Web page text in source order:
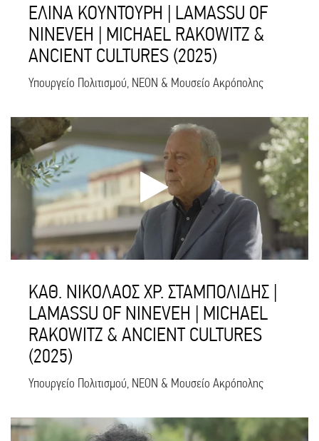
ΕΛΙΝΑ ΚΟΥΝΤΟΥΡΗ | LAMASSU OF
NINEVEH | MICHAEL RAKOWITZ &
ANCIENT CULTURES (2025)
Υπουργείο Πολιτισμού, NEON & Μουσείο Ακρόπολης
ΚΑΘ. ΝΙΚΟΛΑΟΣ ΧΡ. ΣΤΑΜΠΟΛΙΔΗΣ |
LAMASSU OF NINEVEH | MICHAEL
RAKOWITZ & ANCIENT CULTURES
(2025)
Υπουργείο Πολιτισμού, NEON & Μουσείο Ακρόπολης